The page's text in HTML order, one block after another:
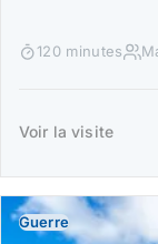
120 minutes
Voir la visite
Guerre